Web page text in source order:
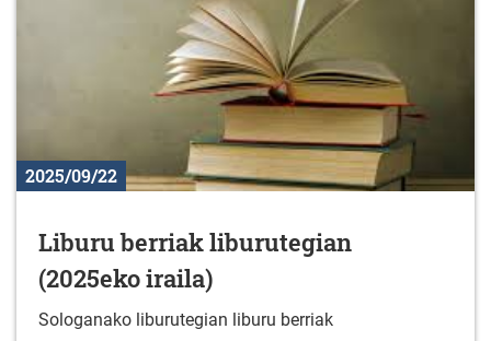
2025/09/22
Liburu berriak liburutegian
(2025eko iraila)
Sologanako liburutegian liburu berriak